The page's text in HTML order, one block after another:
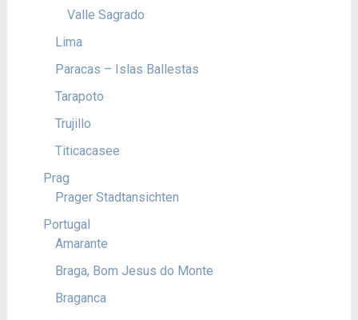
Valle Sagrado
Lima
Paracas – Islas Ballestas
Tarapoto
Trujillo
Titicacasee
Prag
Prager Stadtansichten
Portugal
Amarante
Braga, Bom Jesus do Monte
Braganca